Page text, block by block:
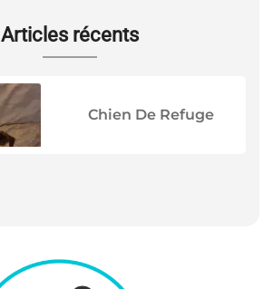
Articles récents
Chien De Refuge